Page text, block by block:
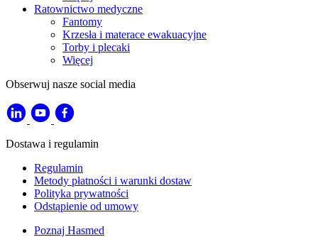
Ratownictwo medyczne
Fantomy
Krzesła i materace ewakuacyjne
Torby i plecaki
Więcej
Obserwuj nasze social media
Dostawa i regulamin
Regulamin
Metody płatności i warunki dostaw
Polityka prywatności
Odstąpienie od umowy
Poznaj Hasmed